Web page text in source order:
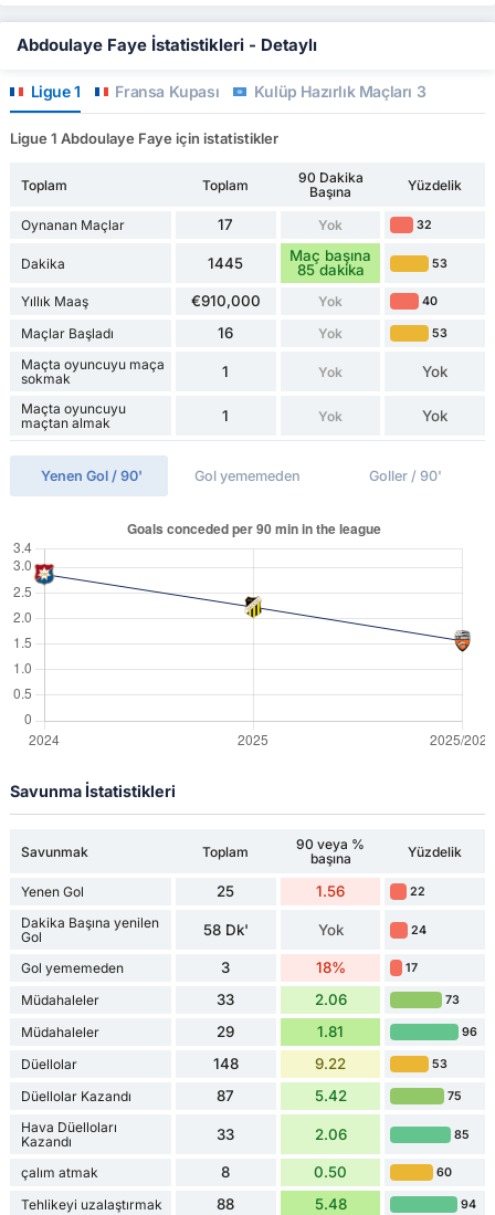
Abdoulaye Faye İstatistikleri - Detaylı
Ligue 1 Fransa Kupası Kulüp Hazırlık Maçları 3
Ligue 1 Abdoulaye Faye için istatistikler
Toplam Toplam
90 Dakika
Başına
Yüzdelik
Oynanan Maçlar 17 Yok 32
Dakika 1445
Maç başına
85 dakika
53
Yıllık Maaş €910,000 Yok 40
Maçlar Başladı 16 Yok 53
Maçta oyuncuyu maça
sokmak
1 Yok Yok
Maçta oyuncuyu
maçtan almak
1 Yok Yok
Yenen Gol / 90' Gol yememeden Goller / 90'
Savunma İstatistikleri
Savunmak Toplam
90 veya %
başına
Yüzdelik
Yenen Gol 25 1.56 22
Dakika Başına yenilen
Gol
58 Dk' Yok 24
Gol yememeden 3 18% 17
Müdahaleler 33 2.06 73
Müdahaleler 29 1.81 96
Düellolar 148 9.22 53
Düellolar Kazandı 87 5.42 75
Hava Düelloları
Kazandı
33 2.06 85
çalım atmak 8 0.50 60
Tehlikeyi uzalaştırmak 88 5.48 94